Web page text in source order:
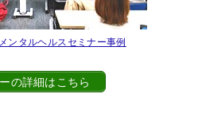
タルヘルスセミナー事例
の詳細はこちら